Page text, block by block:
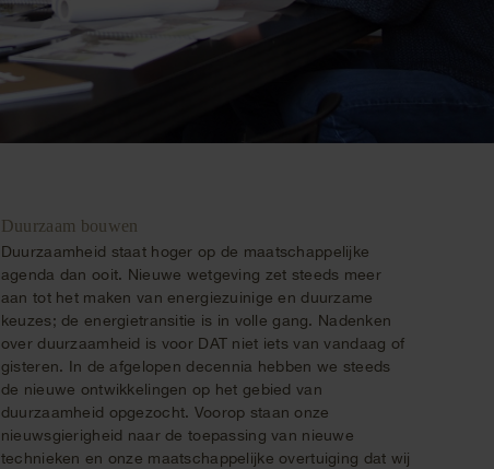
Duurzaam bouwen
Duurzaamheid staat hoger op de maatschappelijke
agenda dan ooit. Nieuwe wetgeving zet steeds meer
aan tot het maken van energiezuinige en duurzame
keuzes; de energietransitie is in volle gang. Nadenken
over duurzaamheid is voor DAT niet iets van vandaag of
gisteren. In de afgelopen decennia hebben we steeds
de nieuwe ontwikkelingen op het gebied van
duurzaamheid opgezocht. Voorop staan onze
nieuwsgierigheid naar de toepassing van nieuwe
technieken en onze maatschappelijke overtuiging dat wij